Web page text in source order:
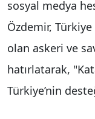
sosyal medya
Özdemir,
olan askeri ve
hatırlatarak,
Türkiye’nin